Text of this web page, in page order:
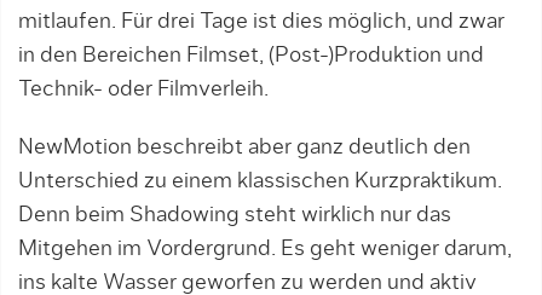
mitlaufen. Für drei Tage ist dies möglich, und zwar
in den Bereichen Filmset, (Post-)Produktion und
Technik- oder Filmverleih.
NewMotion beschreibt aber ganz deutlich den
Unterschied zu einem klassischen Kurzpraktikum.
Denn beim Shadowing steht wirklich nur das
Mitgehen im Vordergrund. Es geht weniger darum,
ins kalte Wasser geworfen zu werden und aktiv